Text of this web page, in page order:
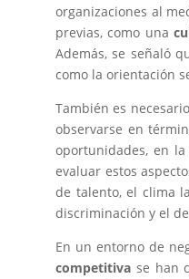
organizaciones al
previas, como una
Además, se señaló
como la orientación
También es necesario
observarse en
oportunidades, en
evaluar estos
de talento, el clima
discriminación y el
En un entorno de
competitiva se han